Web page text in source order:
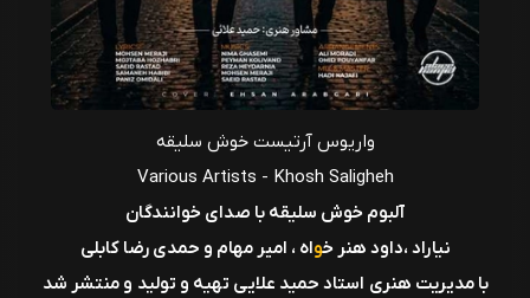
واریوس آرتیست خوش سلیقه
Various Artists - Khosh Saligheh
آلبوم خوش سلیقه با صدای خوانندگان
نیاراد ،داود هنر خواه ، امیر مهام و حمدی رضا کابلی
با مدیریت هنری استاد حمید علایی تهیه و تولید و منتشر شد